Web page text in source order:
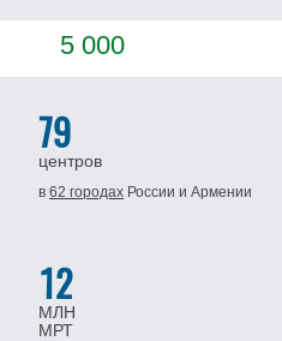
5 000
79
центров
в62 городах Россиии Армении
12
МЛН
МРТ